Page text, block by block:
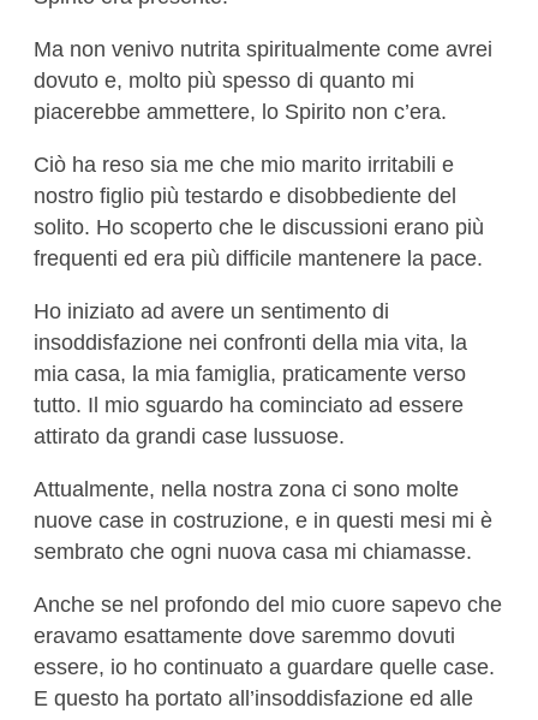
Ma non venivo nutrita spiritualmente come avrei
dovuto e, molto più spesso di quanto mi
piacerebbe ammettere, lo Spirito non c’era.
Ciò ha reso sia me che mio marito irritabili e
nostro figlio più testardo e disobbediente del
solito. Ho scoperto che le discussioni erano più
frequenti ed era più difficile mantenere la pace.
Ho iniziato ad avere un sentimento di
insoddisfazione nei confronti della mia vita, la
mia casa, la mia famiglia, praticamente verso
tutto. Il mio sguardo ha cominciato ad essere
attirato da grandi case lussuose.
Attualmente, nella nostra zona ci sono molte
nuove case in costruzione, e in questi mesi mi è
sembrato che ogni nuova casa mi chiamasse.
Anche se nel profondo del mio cuore sapevo che
eravamo esattamente dove saremmo dovuti
essere, io ho continuato a guardare quelle case.
E questo ha portato all’insoddisfazione ed alle